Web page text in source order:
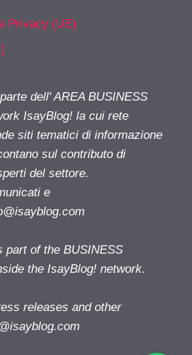
Privacy (UE)
dell' AREA BUSINESS
IsayBlog! la cui rete
siti tematici di informazione
sul contributo di
del settore.
e
part of the BUSINESS
the IsayBlog! network.
releases and other